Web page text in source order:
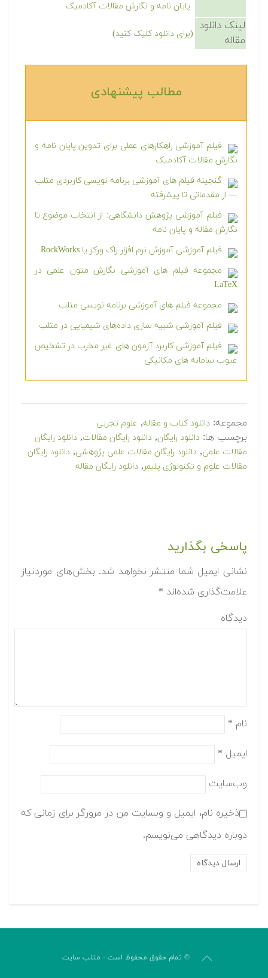
پایان نامه و نگارش مقالات آکادمیک
لینک دانلود
مقاله
(برای دانلود کلیک کنید)
مطالب پیشنهادی‎
فیلم آموزشی راهکارهای عملی برای تدوین پایان نامه و
نگارش مقالات آکادمیک
گنجینه فیلم های آموزشی برنامه نویسی کاربردی متلب
— از مقدماتی تا پیشرفته
فیلم آموزشی پژوهش دانشگاهی: از انتخاب موضوع تا
نگارش مقاله و پایان نامه
فیلم آموزشی آموزش نرم افزار راک ورکز یا RockWorks
مجموعه فیلم های آموزشی نگارش متون علمی در
LaTeX
مجموعه فیلم های آموزشی برنامه نویسی متلب
فیلم آموزشی شبیه سازی داده‌های شیمیایی در متلب
فیلم آموزشی کاربرد آزمون های غیر مخرب در تشخیص
عیوب سامانه های مکانیکی
مجموعه: دانلود کتاب و مقاله, علوم تجربی
برچسب ها: دانلود رایگان, دانلود رایگان مقالات, دانلود رایگان
مقالات علمی, دانلود رایگان مقالات علمی پژوهشی, دانلود رایگان
مقالات علوم و تکنولوژی پلیمر, دانلود رایگان مقاله
پاسخی بگذارید
نشانی ایمیل شما منتشر نخواهد شد. بخش‌های موردنیاز
علامت‌گذاری شده‌اند *
دیدگاه
نام *
ایمیل *
وب‌سایت
ذخیره نام، ایمیل و وبسایت من در مرورگر برای زمانی که
دوباره دیدگاهی می‌نویسم.
© تمام حقوق محفوظ است - متلب سایت